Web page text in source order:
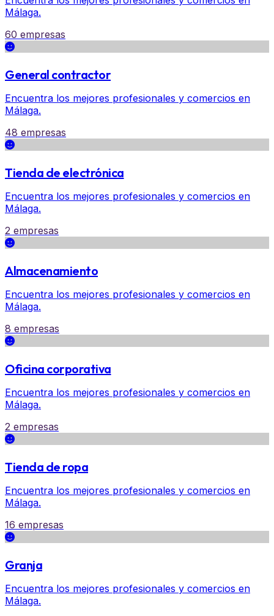
Málaga.
60 empresas
General contractor
Encuentra los mejores profesionales y comercios en
Málaga.
48 empresas
Tienda de electrónica
Encuentra los mejores profesionales y comercios en
Málaga.
2 empresas
Almacenamiento
Encuentra los mejores profesionales y comercios en
Málaga.
8 empresas
Oficina corporativa
Encuentra los mejores profesionales y comercios en
Málaga.
2 empresas
Tienda de ropa
Encuentra los mejores profesionales y comercios en
Málaga.
16 empresas
Granja
Encuentra los mejores profesionales y comercios en
Málaga.